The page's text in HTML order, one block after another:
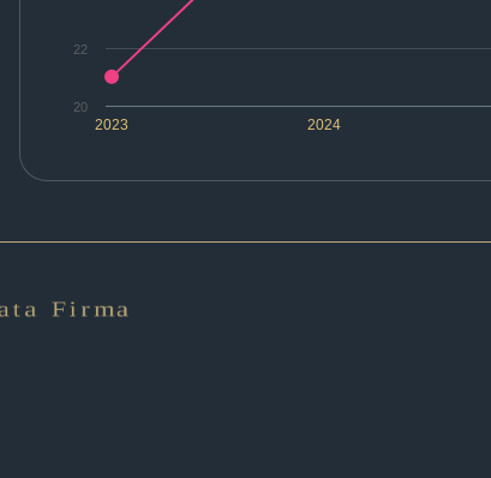
2023 2024
20
22